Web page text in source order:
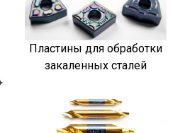
Пластины для обработки
закаленных сталей